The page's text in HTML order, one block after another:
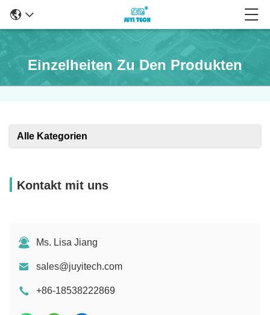
Einzelheiten Zu Den Produkten
Alle Kategorien
Kontakt mit uns
Ms. Lisa Jiang
sales@juyitech.com
+86-18538222869